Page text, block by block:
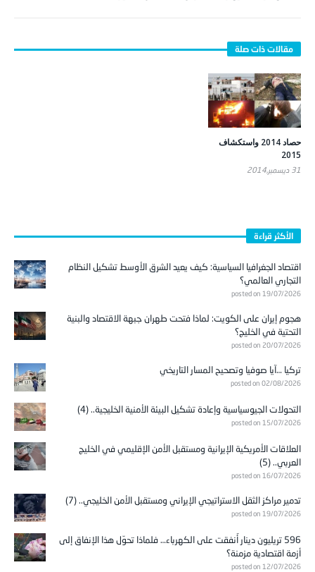
حصاد 2014 واستكشاف
2015
31 ديسمبر,2014
الأكثر قراءة
اقتصاد الجغرافيا السياسية: كيف يعيد الشرق الأوسط تشكيل النظام
التجاري العالمي؟
posted on 19/07/2026
هجوم إيران على الكويت: لماذا فتحت طهران جبهة الاقتصاد والبنية
التحتية في الخليج؟
posted on 20/07/2026
تركيا …آيا صوفيا وتصحيح المسار التاريخي
posted on 02/08/2026
التحولات الجيوسياسية وإعادة تشكيل البيئة الأمنية الخليجية.. (4)
posted on 15/07/2026
العلاقات الأمريكية الإيرانية ومستقبل الأمن الإقليمي في الخليج
العربي.. (5)
posted on 16/07/2026
تدمير مراكز الثقل الاستراتيجي الإيراني ومستقبل الأمن الخليجي.. (7)
posted on 19/07/2026
596 تريليون دينار أُنفقت على الكهرباء… فلماذا تحوّل هذا الإنفاق إلى
أزمة اقتصادية مزمنة؟
posted on 12/07/2026